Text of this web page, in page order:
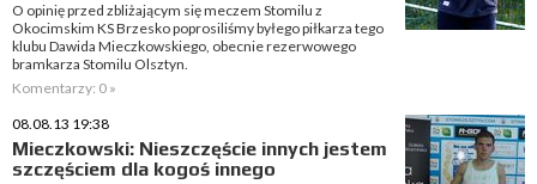
O opinię przed zbliżającym się meczem Stomilu z
Okocimskim KS Brzesko poprosiliśmy byłego piłkarza tego
klubu Dawida Mieczkowskiego, obecnie rezerwowego
bramkarza Stomilu Olsztyn.
Komentarzy: 0 »
08.08.13 19:38
Mieczkowski: Nieszczęście innych jestem
szczęściem dla kogoś innego